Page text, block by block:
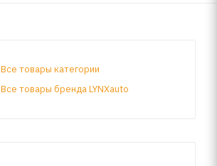
Все товары категории
Все товары бренда LYNXauto